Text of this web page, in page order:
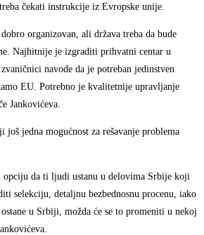
čekati instrukcije iz Evropske unije.
organizovan, ali država treba da bude
Najhitnije je izgraditi prihvatni centar u
navode da je potreban jedinstven
EU. Potrebno je kvalitetnije upravljanje
Jankovićeva.
još jedna mogućnost za rešavanje problema
da ti ljudi ustanu u delovima Srbije koji
selekciju, detaljnu bezbednosnu procenu, iako
u Srbiji, možda će se to promeniti u nekoj